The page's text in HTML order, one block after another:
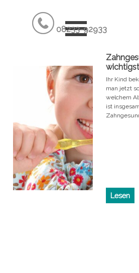
08233-92933
Ihr Kind
man jetzt
welchem
ist
Lesen